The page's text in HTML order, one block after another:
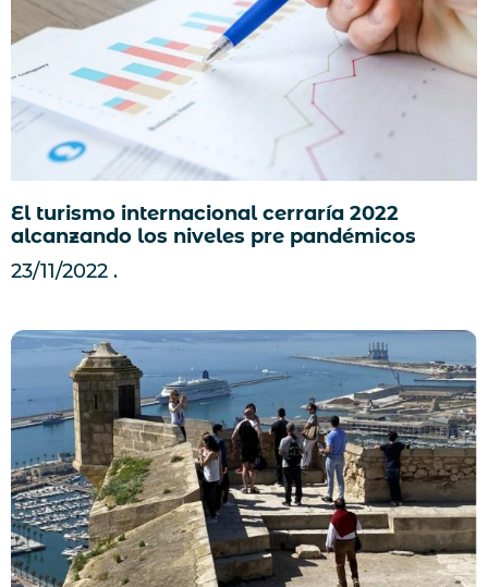
El turismo internacional cerraría 2022
alcanzando los niveles pre pandémicos
23/11/2022